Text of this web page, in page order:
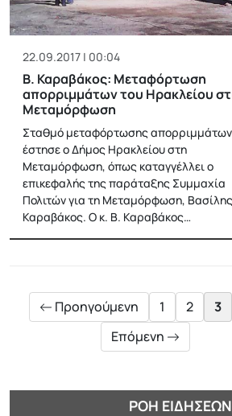
22.09.2017 | 00:04
Β. Καραβάκος: Μεταφόρτωση
απορριμμάτων του Ηρακλείου
Μεταμόρφωση
Σταθμό μεταφόρτωσης απορριμμάτων
έστησε ο Δήμος Ηρακλείου στη
Μεταμόρφωση, όπως καταγγέλλει ο
επικεφαλής της παράταξης Συμμαχία
Πολιτών για τη Μεταμόρφωση, Βασίλης
Καραβάκος. Ο κ. Β. Καραβάκος…
Προηγούμενη 1 2 3
Επόμενη
ΡΟΉ ΕΙΔΉΣΕΩΝ